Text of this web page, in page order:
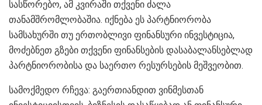
სასწორებო, ამ კვირაში თქვენი ძალა
თანამშრომლობაშია. იქნება ეს პარტნიორობა
სამსახურში თუ ერთობლივი ფინანსური ინვესტიცია,
მოძებნეთ გზები თქვენი ფინანსების დასაბალანსებლად
პარტნიორობისა და საერთო რესურსების მეშვეობით.
სამოქმედო რჩევა: გაერთიანდით ვინმესთან